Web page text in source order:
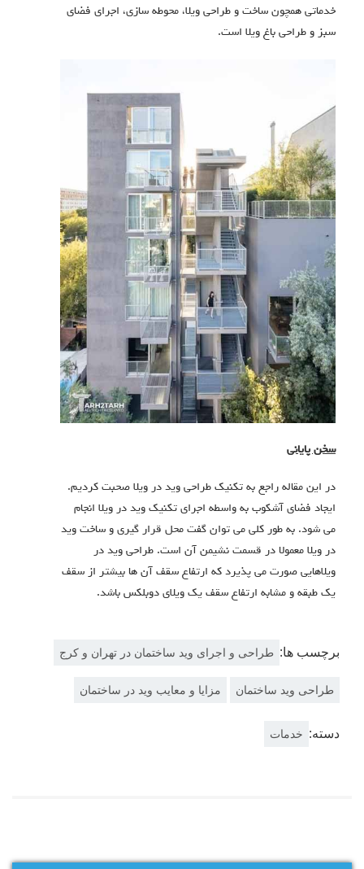
خدماتی همچون ساخت و طراحی ویلا، محوطه سازی، اجرای فضای
سبز و طراحی باغ ویلا است.
سخن پایانی
در این مقاله راجع به تکنیک طراحی وید در ویلا صحبت کردیم.
ایجاد فضای آشکوب به واسطه اجرای تکنیک وید در ویلا انجام
می شود. به طور کلی می توان گفت محل قرار گیری و ساخت وید
در ویلا معمولا در قسمت نشیمن آن است. طراحی وید در
ویلاهایی صورت می پذیرد که ارتفاع سقف آن ها بیشتر از سقف
یک طبقه و مشابه ارتفاع سقف یک ویلای دوبلکس باشد.
برچسب ها: طراحی و اجرای وید ساختمان در تهران و کرج
طراحی وید ساختمان مزایا و معایب وید در ساختمان
دسته: خدمات